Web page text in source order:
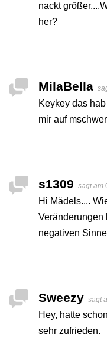
nackt
her?
MilaBella
Keykey das
mir auf
s1309 sagt am
Hi Mädels....
Veränderungen
negativen
Sweezy sagt
Hey, hatte
sehr zufrieden.